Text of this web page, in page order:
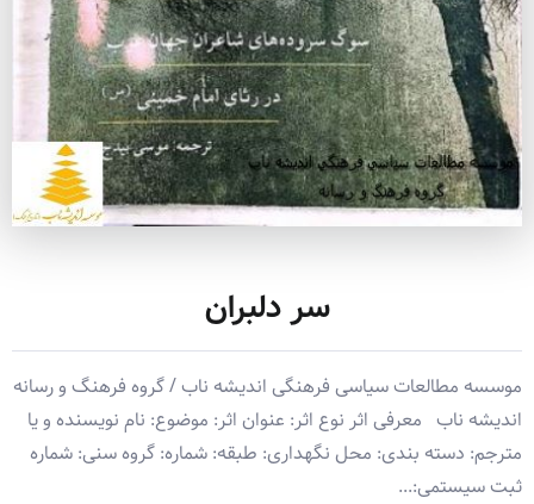
سر دلبران
موسسه مطالعات سیاسی فرهنگی اندیشه ناب / گروه فرهنگ و رسانه
اندیشه ناب معرفی اثر نوع اثر: عنوان اثر: موضوع: نام نویسنده و یا
مترجم: دسته بندی: محل نگهداری: طبقه: شماره: گروه سنی: شماره
ثبت سیستمی:...